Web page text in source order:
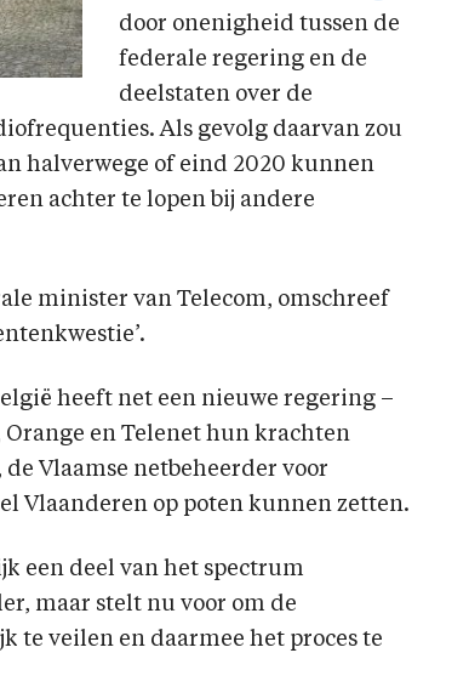
door onenigheid tussen de
federale regering en de
deelstaten over de
Als gevolg daarvan zou
halverwege of eind 2020 kunnen
achter te lopen bij andere
minister van Telecom, omschreef
heeft net een nieuwe regering –
en Telenet hun krachten
Vlaamse netbeheerder voor
Vlaanderen op poten kunnen zetten.
een deel van het spectrum
maar stelt nu voor om de
te veilen en daarmee het proces te